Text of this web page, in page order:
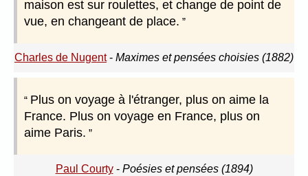
maison est sur roulettes, et change de point de
vue, en changeant de place.
Charles de Nugent- Maximes et pensées choisies (1882)
Plus on voyage à l'étranger, plus on aime la
France. Plus on voyage en France, plus on
aime Paris.
Paul Courty- Poésies et pensées (1894)